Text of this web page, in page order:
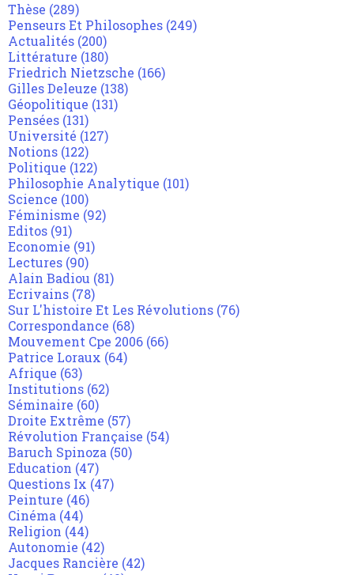
Thèse (289)
Penseurs Et Philosophes (249)
Actualités (200)
Littérature (180)
Friedrich Nietzsche (166)
Gilles Deleuze (138)
Géopolitique (131)
Pensées (131)
Université (127)
Notions (122)
Politique (122)
Philosophie Analytique (101)
Science (100)
Féminisme (92)
Editos (91)
Economie (91)
Lectures (90)
Alain Badiou (81)
Ecrivains (78)
Sur L'histoire Et Les Révolutions (76)
Correspondance (68)
Mouvement Cpe 2006 (66)
Patrice Loraux (64)
Afrique (63)
Institutions (62)
Séminaire (60)
Droite Extrême (57)
Révolution Française (54)
Baruch Spinoza (50)
Education (47)
Questions Ix (47)
Peinture (46)
Cinéma (44)
Religion (44)
Autonomie (42)
Jacques Rancière (42)